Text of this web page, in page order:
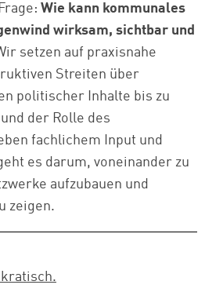
Wie kann kommunales
wirksam, sichtbar und
setzen auf praxisnahe
Streiten über
politischer Inhalte bis zu
der Rolle des
fachlichem Input und
es darum, voneinander zu
aufzubauen und
zeigen.